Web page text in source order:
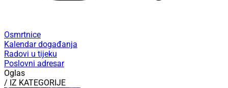
Osmrtnice
Kalendar događanja
Radovi u tijeku
Poslovni adresar
Oglas
/ IZ KATEGORIJE